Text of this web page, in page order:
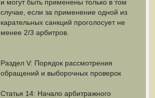
и могут быть применены только в том
случае, если за применение одной из
карательных санкций проголосует не
менее 2/3 арбитров.
Раздел V: Порядок рассмотрения
обращений и выборочных проверок
Статья 14: Начало арбитражного